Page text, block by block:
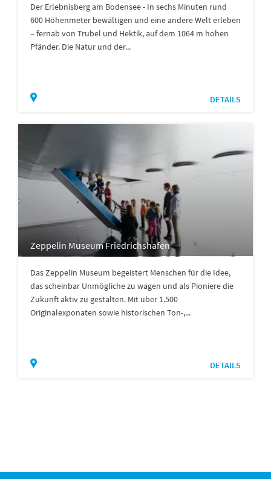
Der Erlebnisberg am Bodensee - In sechs Minuten rund
600 Höhenmeter bewältigen und eine andere Welt erleben
– fernab von Trubel und Hektik, auf dem 1064 m hohen
Pfänder. Die Natur und der...
DETAILS
Zeppelin Museum Friedrichshafen
Das Zeppelin Museum begeistert Menschen für die Idee,
das scheinbar Unmögliche zu wagen und als Pioniere die
Zukunft aktiv zu gestalten. Mit über 1.500
Originalexponaten sowie historischen Ton-,...
DETAILS